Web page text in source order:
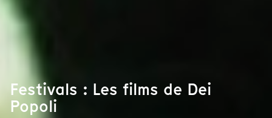
Festivals : Les films de Dei
Popoli